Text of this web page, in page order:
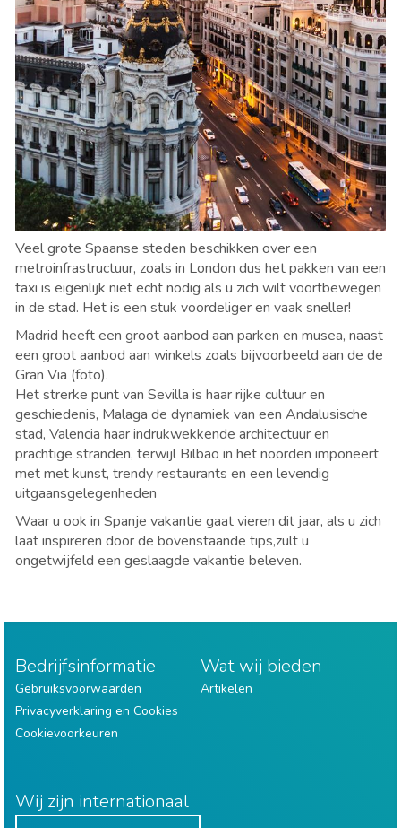
Veel grote Spaanse steden beschikken over een
metroinfrastructuur, zoals in London dus het pakken van een
taxi is eigenlijk niet echt nodig als u zich wilt voortbewegen
in de stad. Het is een stuk voordeliger en vaak sneller!
Madrid heeft een groot aanbod aan parken en musea, naast
een groot aanbod aan winkels zoals bijvoorbeeld aan de de
Gran Via (foto).
Het strerke punt van Sevilla is haar rijke cultuur en
geschiedenis, Malaga de dynamiek van een Andalusische
stad, Valencia haar indrukwekkende architectuur en
prachtige stranden, terwijl Bilbao in het noorden imponeert
met met kunst, trendy restaurants en een levendig
uitgaansgelegenheden
Waar u ook in Spanje vakantie gaat vieren dit jaar, als u zich
laat inspireren door de bovenstaande tips,zult u
ongetwijfeld een geslaagde vakantie beleven.
Bedrijfsinformatie
Gebruiksvoorwaarden
Privacyverklaring en Cookies
Cookievoorkeuren
Wat wij bieden
Artikelen
Wij zijn internationaal